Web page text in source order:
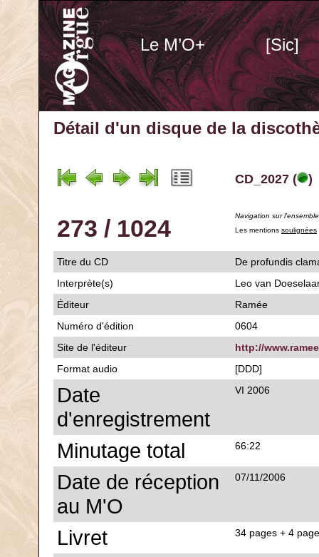
Le M’O+ [Sic]
Détail d'un disque de la
CD_2027 ( )
273 / 1024
Navigation sur
Les mentions soulignées
Titre du CD
De
Interprète(s)
Leo van
Éditeur
Ramée
Numéro d'édition
0604
Site de l'éditeur
http://
Format audio
[DDD]
Date
d'enregistrement
VI 2006
Minutage total 66:22
Date de réception
au M'O
07/11/2006
Livret 34 pages + 4